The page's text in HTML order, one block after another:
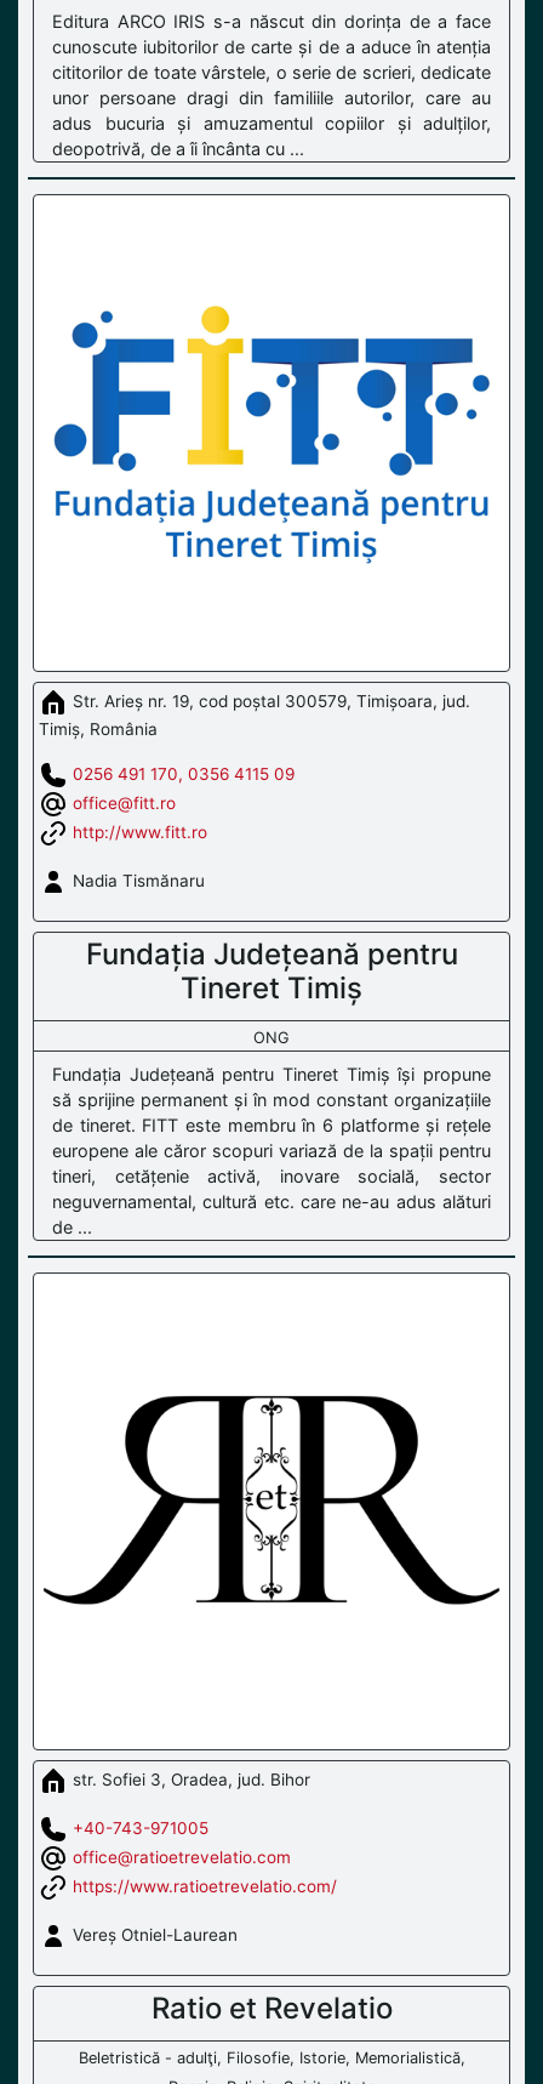
Editura ARCO IRIS s-a născut din dorința de a face
cunoscute iubitorilor de carte și de a aduce în atenția
cititorilor de toate vârstele, o serie de scrieri, dedicate
unor persoane dragi din familiile autorilor, care au
adus bucuria și amuzamentul copiilor și adulților,
deopotrivă, de a îi încânta cu ...
Str. Arieș nr. 19, cod poștal 300579, Timișoara, jud.
Timiș, România
0256 491 170, 0356 4115 09
office@fitt.ro
http://www.fitt.ro
Nadia Tismănaru
Fundația Județeană pentru
Tineret Timiș
ONG
Fundația Județeană pentru Tineret Timiș își propune
să sprijine permanent și în mod constant organizațiile
de tineret. FITT este membru în 6 platforme și rețele
europene ale căror scopuri variază de la spații pentru
tineri, cetățenie activă, inovare socială, sector
neguvernamental, cultură etc. care ne-au adus alături
de ...
str. Sofiei 3, Oradea, jud. Bihor
+40-743-971005
office@ratioetrevelatio.com
https://www.ratioetrevelatio.com/
Vereș Otniel-Laurean
Ratio et Revelatio
Beletristică - adulţi, Filosofie, Istorie, Memorialistică,